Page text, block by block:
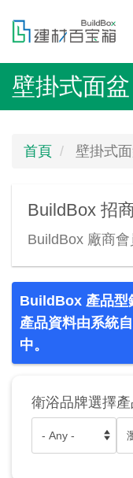
容壁掛式面盆
首頁 壁掛式
BuildBox 招
BuildBox 廠商會
BuildBox 產品型
產品資料由系統
中。
衛浴品牌選擇